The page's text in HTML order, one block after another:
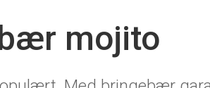
mojito